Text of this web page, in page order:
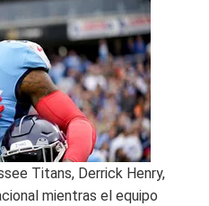
Titans, Derrick Henry,
mientras el equipo